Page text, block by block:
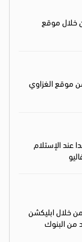
خلال موقع
موقع الغزاوي
عند الإستلام
خلال ابليكشن
من البنوك